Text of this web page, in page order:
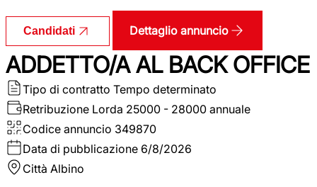
Candidati Dettaglio annuncio
ADDETTO/A AL BACK OFFICE
Tipo di contratto Tempo determinato
Retribuzione Lorda 25000 - 28000 annuale
Codice annuncio 349870
Data di pubblicazione 6/8/2026
Città Albino